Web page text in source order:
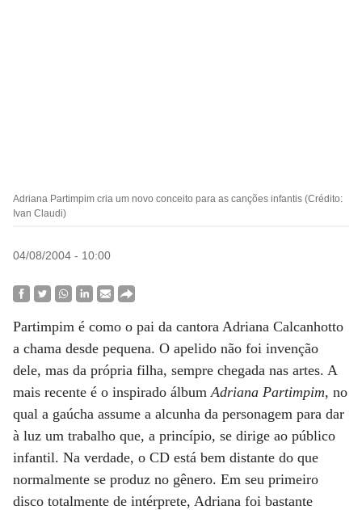
Adriana Partimpim cria um novo conceito para as canções infantis (Crédito:
Ivan Claudi)
04/08/2004 - 10:00
Partimpim é como o pai da cantora Adriana Calcanhotto
a chama desde pequena. O apelido não foi invenção
dele, mas da própria filha, sempre chegada nas artes. A
mais recente é o inspirado álbum Adriana Partimpim, no
qual a gaúcha assume a alcunha da personagem para dar
à luz um trabalho que, a princípio, se dirige ao público
infantil. Na verdade, o CD está bem distante do que
normalmente se produz no gênero. Em seu primeiro
disco totalmente de intérprete, Adriana foi bastante